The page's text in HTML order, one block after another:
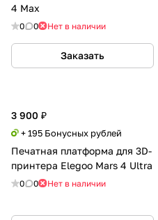
3 900 ₽
+ 195 Бонусных рублей
Печатная платформа для 3D-
принтера Elegoo Mars 4 Ultra
0 0 Нет в наличии
4 Max
0 0 Нет в наличии
Заказать